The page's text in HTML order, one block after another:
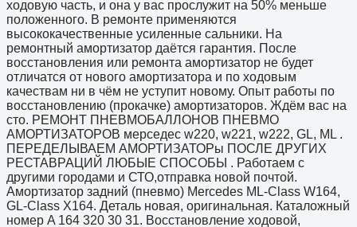
ходовую часть, и она у вас прослужит на 50% меньше
положенного. В ремонте применяются
высококачественные усиленные сальники. На
ремонтный амортизатор даётся гарантия. После
восстановления или ремонта амортизатор не будет
отличатся от нового амортизатора и по ходовым
качествам ни в чём не уступит новому. Опыт работы по
восстановлению (прокачке) амортизаторов. Ждём вас на
сто. РЕМОНТ ПНЕВМОБАЛЛОНОВ ПНЕВМО
АМОРТИЗАТОРОВ мерседес w220, w221, w222, GL, ML .
ПЕРЕДЕЛЫВАЕМ АМОРТИЗАТОРы ПОСЛЕ ДРУГИХ
РЕСТАВРАЦИЙ ЛЮБЫЕ СПОСОБЫ . Работаем с
другими городами и СТО,отправка новой почтой.
Амортизатор задний (пневмо) Mercedes ML-Class W164,
GL-Class X164. Деталь новая, оригинальная. Каталожный
номер A 164 320 30 31. Восстановление ходовой,